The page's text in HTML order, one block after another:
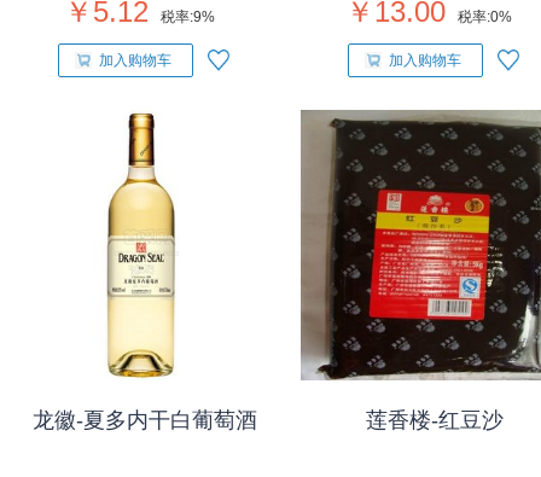
￥5.12 税率:9%
加入购物车
￥13.00 税率:0%
加入购物车
龙徽-夏多内干白葡萄酒 莲香楼-红豆沙